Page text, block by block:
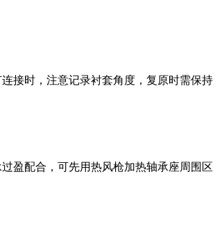
接时，注意记录衬套角度，复原时需保持
盈配合，可先用热风枪加热轴承座周围区